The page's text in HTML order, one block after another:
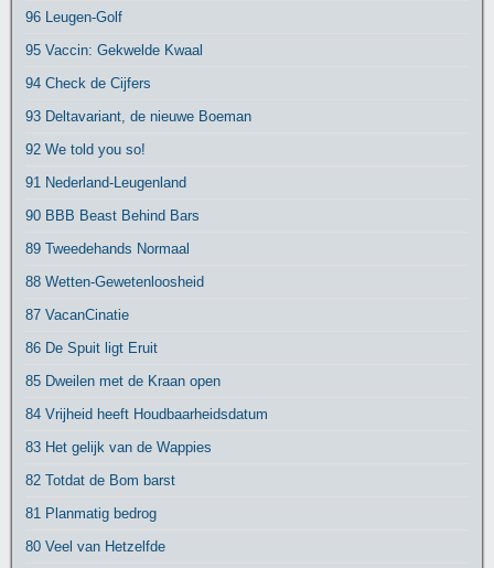
96 Leugen-Golf
95 Vaccin: Gekwelde Kwaal
94 Check de Cijfers
93 Deltavariant, de nieuwe Boeman
92 We told you so!
91 Nederland-Leugenland
90 BBB Beast Behind Bars
89 Tweedehands Normaal
88 Wetten-Gewetenloosheid
87 VacanCinatie
86 De Spuit ligt Eruit
85 Dweilen met de Kraan open
84 Vrijheid heeft Houdbaarheidsdatum
83 Het gelijk van de Wappies
82 Totdat de Bom barst
81 Planmatig bedrog
80 Veel van Hetzelfde